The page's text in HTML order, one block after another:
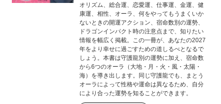
オリズム、総合運、恋愛運、仕事運、金運、健
康運、相性、オーラ、何をやってもうまくいか
ないときの開運アクション、宿命数別の運勢、
ドラゴンインパクト時の注意点まで、知りたい
情報を幅広く掲載。この一冊が、あなたの2027
年をより幸せに過ごすための道しるべとなるで
しょう。本書は守護龍別の運勢に加え、宿命数
から6つのオーラ（大地・月・火・風・太陽・
海）を導き出します。同じ守護龍でも、まとう
オーラによって性格や運命は異なるため、自分
により合った運勢を知ることができます。